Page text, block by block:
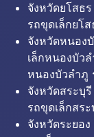
จังหวัดยโสธ
รถขุดเล็กยโ
จังหวัดหนอง
เล็กหนองบัว
หนองบัวลำภู
จังหวัดสระบุ
รถขุดเล็กสร
จังหวัดระยอ